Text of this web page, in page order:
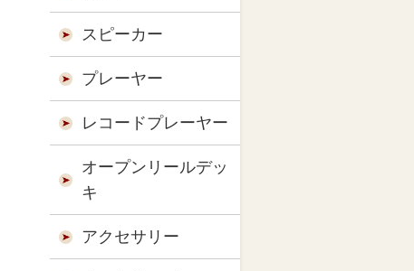
スピーカー
プレーヤー
レコードプレーヤー
オープンリールデッ
キ
アクセサリー